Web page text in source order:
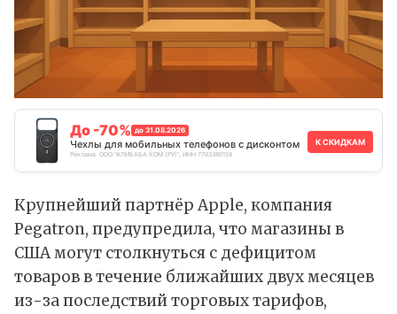
До -70% до 31.08.2026
Чехлы для мобильных телефонов с дисконтом
Реклама. ООО "АЛИБАБА.КОМ (РУ)", ИНН 7703380158
К СКИДКАМ
Крупнейший партнёр Apple, компания
Pegatron, предупредила, что магазины в
США могут столкнуться с дефицитом
товаров в течение ближайших двух месяцев
из-за последствий торговых тарифов,